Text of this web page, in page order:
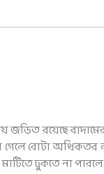
জড়িত রয়েছে
বোটা অধিকতর
ঢুকতে না